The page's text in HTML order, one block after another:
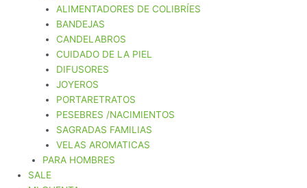
ALIMENTADORES DE COLIBRÍES
BANDEJAS
CANDELABROS
CUIDADO DE LA PIEL
DIFUSORES
JOYEROS
PORTARETRATOS
PESEBRES /NACIMIENTOS
SAGRADAS FAMILIAS
VELAS AROMATICAS
PARA HOMBRES
SALE